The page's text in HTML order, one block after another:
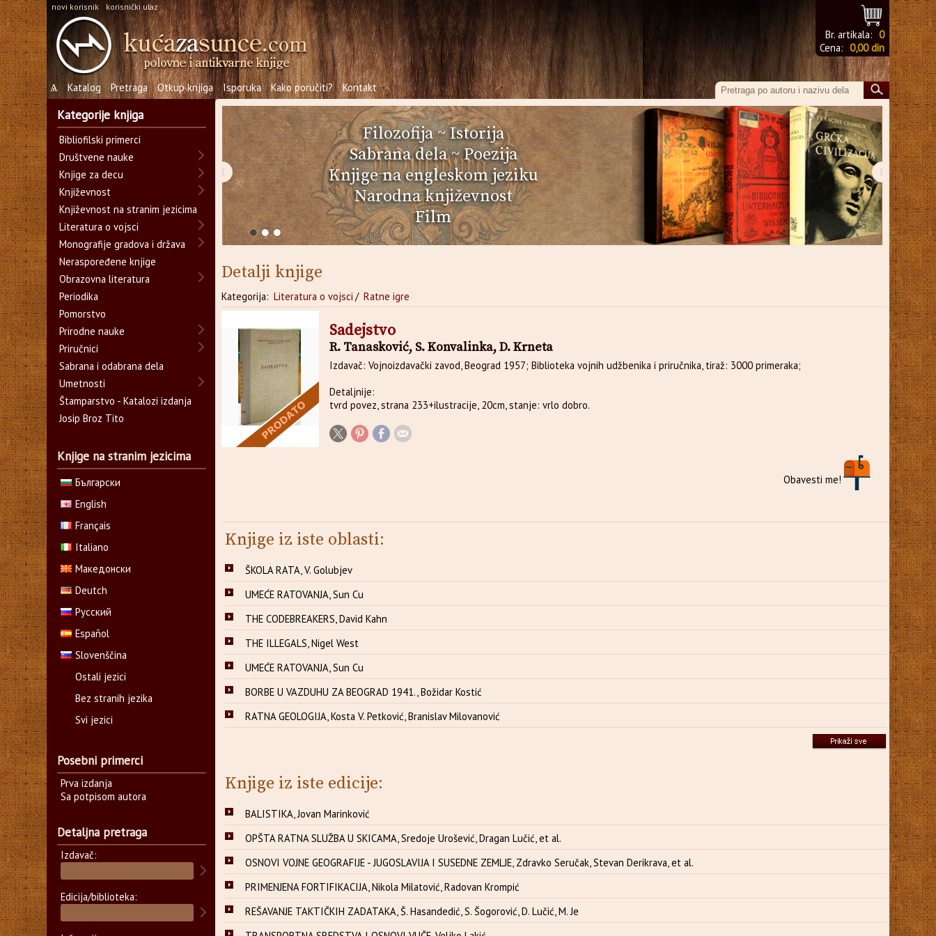
novi korisnik korisnički ulaz
Br. artikala: 0
Cena: 0,00 din
Ѧ Katalog Pretraga Otkup knjiga Isporuka Kako poručiti? Kontakt
Filozofija~Istorija
Sabrana dela~Poezija
Knjige na engleskom jeziku
Narodna književnost
Film
‹ ›
Detalji knjige
Kategorija: Literatura o vojsci / Ratne igre
Sadejstvo
R. Tanasković, S. Konvalinka, D. Krneta
Izdavač: Vojnoizdavački zavod, Beograd 1957; Biblioteka vojnih udžbenika i priručnika, tiraž: 3000 primeraka;
Detaljnije:
tvrd povez, strana 233+ilustracije, 20cm, stanje: vrlo dobro.
Obavesti me!
Knjige iz iste oblasti:
ŠKOLA RATA, V. Golubjev
UMEĆE RATOVANJA, Sun Cu
THE CODEBREAKERS, David Kahn
THE ILLEGALS, Nigel West
UMEĆE RATOVANJA, Sun Cu
BORBE U VAZDUHU ZA BEOGRAD 1941., Božidar Kostić
RATNA GEOLOGIJA, Kosta V. Petković, Branislav Milovanović
Knjige iz iste edicije:
BALISTIKA, Jovan Marinković
OPŠTA RATNA SLUŽBA U SKICAMA, Sredoje Urošević, Dragan Lučić, et al.
OSNOVI VOJNE GEOGRAFIJE - JUGOSLAVIJA I SUSEDNE ZEMLJE, Zdravko Seručak, Stevan Derikrava, et al.
PRIMENJENA FORTIFIKACIJA, Nikola Milatović, Radovan Krompić
REŠAVANJE TAKTIČKIH ZADATAKA, Š. Hasandedić, S. Šogorović, D. Lučić, M. Je
Kategorije knjiga
Bibliofilski primerci
Društvene nauke
Knjige za decu
Književnost
Književnost na stranim jezicima
Literatura o vojsci
Monografije gradova i država
Neraspoređene knjige
Obrazovna literatura
Periodika
Pomorstvo
Prirodne nauke
Priručnici
Sabrana i odabrana dela
Umetnosti
Štamparstvo - Katalozi izdanja
Josip Broz Tito
Knjige na stranim jezicima
Български
English
Français
Italiano
Македонски
Deutch
Русский
Español
Slovenščina
Ostali jezici
Bez stranih jezika
Svi jezici
Posebni primerci
Prva izdanja
Sa potpisom autora
Detaljna pretraga
Izdavač:
Edicija/biblioteka: